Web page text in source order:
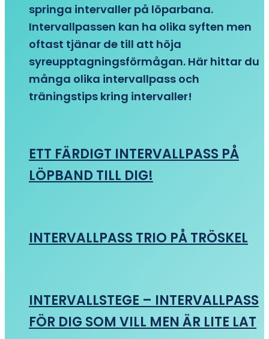
springa intervaller på löparbana.
Intervallpassen kan ha olika syften men
oftast tjänar de till att höja
syreupptagningsförmågan. Här hittar du
många olika intervallpass och
träningstips kring intervaller!
ETT FÄRDIGT INTERVALLPASS PÅ
LÖPBAND TILL DIG!
INTERVALLPASS TRIO PÅ TRÖSKEL
INTERVALLSTEGE – INTERVALLPASS
FÖR DIG SOM VILL MEN ÄR LITE LAT